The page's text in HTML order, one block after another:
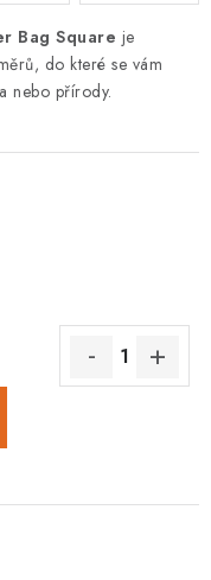
Bag Square je
do které se vám
nebo přírody.